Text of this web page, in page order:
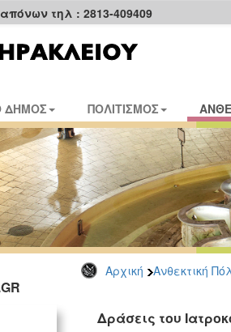
τηλ : 2813-409409
ΔΗΜΟΣ ΠΟΛΙΤΙΣΜΟΣ
Αρχική Ανθεκτική
Δράσεις του